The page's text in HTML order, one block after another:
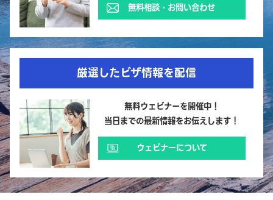
無料相談・お問い合わせ
厳選したビザ情報を配信
無料ウェビナーを開催中！
当日までの最新情報をお伝えします！
ウェビナーについて